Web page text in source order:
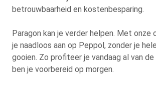
betrouwbaarheid en kostenbesparing.
Paragon kan je verder helpen. Met onze
je naadloos aan op Peppol, zonder je
gooien. Zo profiteer je vandaag al van
ben je voorbereid op morgen.